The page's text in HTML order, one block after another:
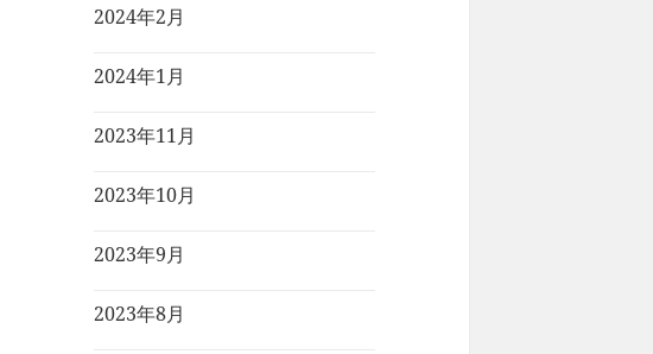
2024年2月
2024年1月
2023年11月
2023年10月
2023年9月
2023年8月